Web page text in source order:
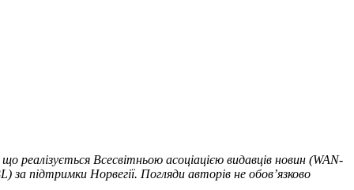
Всесвітньою асоціацією видавців новин (WAN-
підтримки Норвегії. Погляди авторів не обов’язково